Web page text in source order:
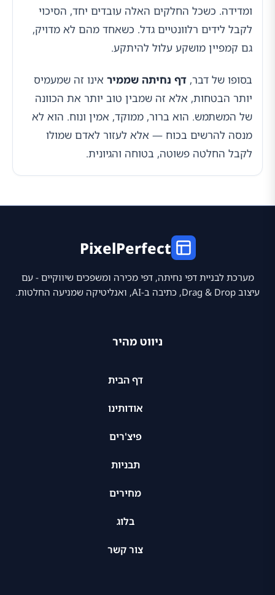
ומדידה. כשכל החלקים האלה עובדים יחד, הסיכוי
לקבל לידים רלוונטיים גדל. כשאחד מהם לא מדויק,
גם קמפיין מושקע עלול להיתקע.
בסופו של דבר, דף נחיתה שממיר אינו זה שמעמיס
יותר הבטחות, אלא זה שמבין טוב יותר את הכוונה
של המשתמש. הוא ברור, ממוקד, אמין ונוח. הוא לא
מנסה להרשים בכוח — אלא לעזור לאדם שמולו
לקבל החלטה פשוטה, בטוחה והגיונית.
PixelPerfect
מערכת לבניית דפי נחיתה, דפי מכירה ומשפכים שיווקיים - עם
עיצוב Drag & Drop, כתיבה ב-AI, ואנליטיקה שמניעה החלטות.
ניווט מהיר
דף הבית
אודותינו
פיצ'רים
תבניות
מחירים
בלוג
צור קשר